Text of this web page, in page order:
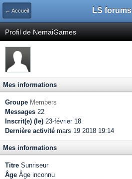
← Accueil LS forums
Profil de NemaiGames
Mes informations
Groupe Members
Messages 22
Inscrit(e) (le) 23-février 18
Dernière activité mars 19 2018 19:14
Mes informations
Titre Sunriseur
Âge Âge inconnu